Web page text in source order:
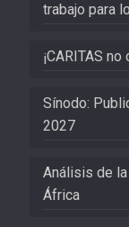
trabajo para
¡CARITAS
Sínodo:
2027
Análisis de
África